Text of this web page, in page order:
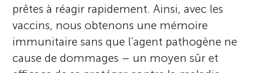
prêtes à réagir rapidement. Ainsi, avec les
vaccins, nous obtenons une mémoire
immunitaire sans que l’agent pathogène ne
cause de dommages – un moyen sûr et